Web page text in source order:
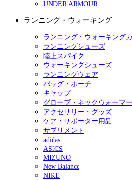
UNDER ARMOUR
ランニング・ウォーキング
ランニング・ウォーキング
ランニングシューズ
陸上スパイク
ウォーキングシューズ
ランニングウェア
バッグ・ポーチ
キャップ
グローブ・ネックウォーマー
アクセサリー・グッズ
ケア・サポーター用品
サプリメント
adidas
ASICS
MIZUNO
New Balance
NIKE